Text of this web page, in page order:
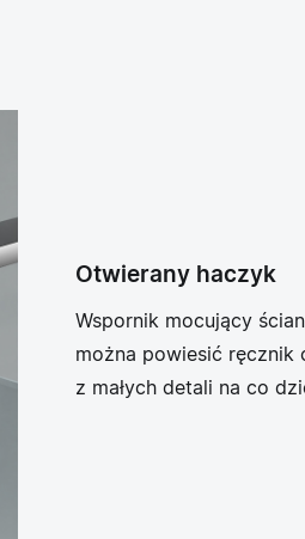
Otwierany haczyk
Wspornik mocujący
można powiesić ręcznik
z małych detali na co